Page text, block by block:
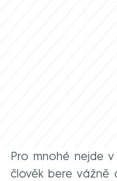
Pro mnohé nejde
člověk bere vážně